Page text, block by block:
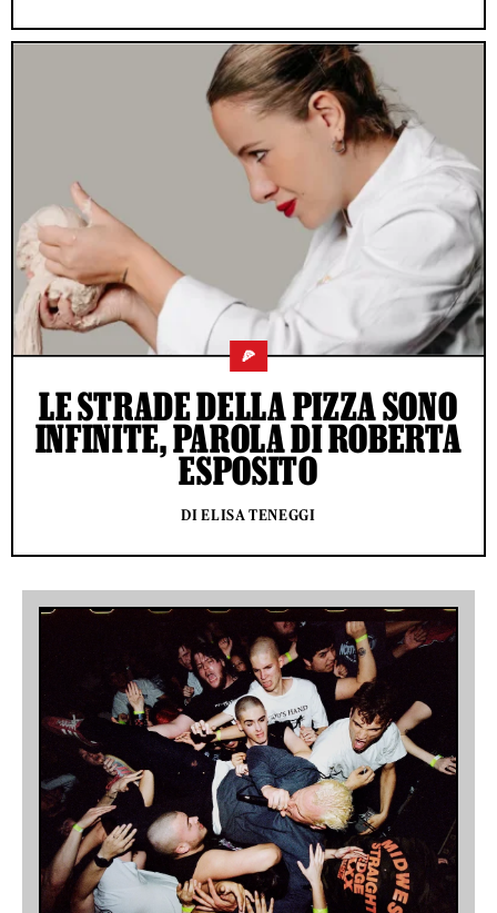
🍕
LE STRADE DELLA PIZZA SONO
INFINITE, PAROLA DI ROBERTA
ESPOSITO
DI ELISA TENEGGI